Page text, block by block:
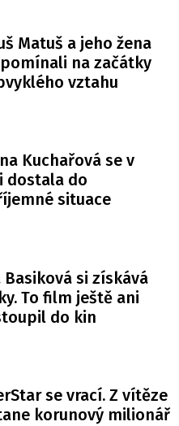
Matuš a jeho žena
na začátky
vztahu
Kuchařová se v
dostala do
situace
Basiková si získává
To film ještě ani
do kin
se vrací. Z vítěze
korunový milionář